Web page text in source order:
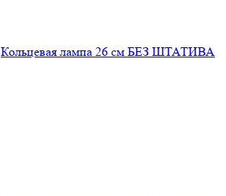
Кольцевая лампа 26 см БЕЗ ШТАТИВА